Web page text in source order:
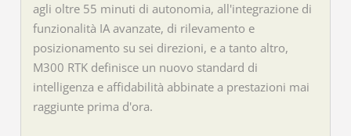
agli oltre 55 minuti di autonomia, all'integrazione di
funzionalità IA avanzate, di rilevamento e
posizionamento su sei direzioni, e a tanto altro,
M300 RTK definisce un nuovo standard di
intelligenza e affidabilità abbinate a prestazioni mai
raggiunte prima d'ora.